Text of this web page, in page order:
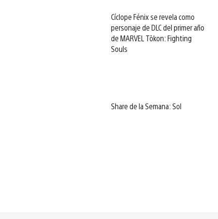
Cíclope Fénix se revela como
personaje de DLC del primer año
de MARVEL Tōkon: Fighting
Souls
Share de la Semana: Sol